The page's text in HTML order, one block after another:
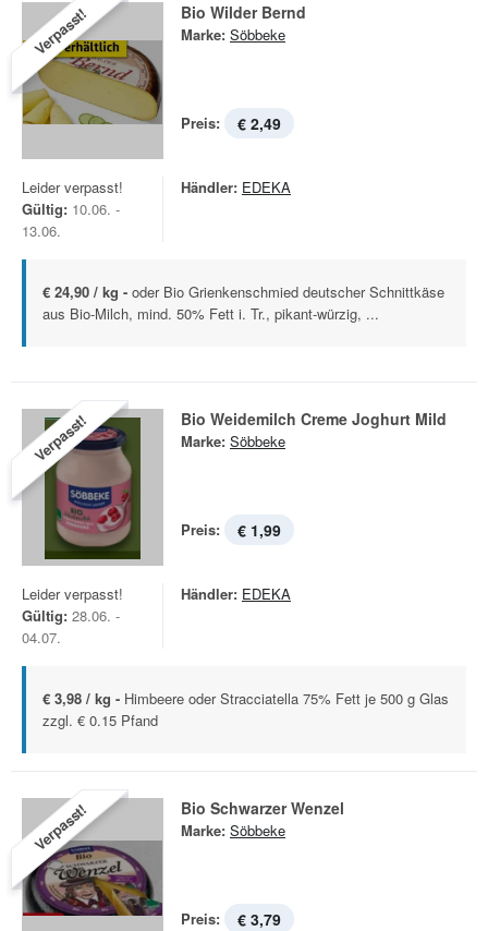
Verpasst! Bio Wilder Bernd
Marke: Söbbeke
Preis: € 2,49
Leider verpasst!
Gültig: 10.06. -
13.06.
Händler: EDEKA
€ 24,90 / kg - oder Bio Grienkenschmied deutscher Schnittkäse
aus Bio-Milch, mind. 50% Fett i. Tr., pikant-würzig, ...
Verpasst! Bio Weidemilch Creme Joghurt Mild
Marke: Söbbeke
Preis: € 1,99
Leider verpasst!
Gültig: 28.06. -
04.07.
Händler: EDEKA
€ 3,98 / kg - Himbeere oder Stracciatella 75% Fett je 500 g Glas
zzgl. € 0.15 Pfand
Verpasst! Bio Schwarzer Wenzel
Marke: Söbbeke
Preis: € 3,79